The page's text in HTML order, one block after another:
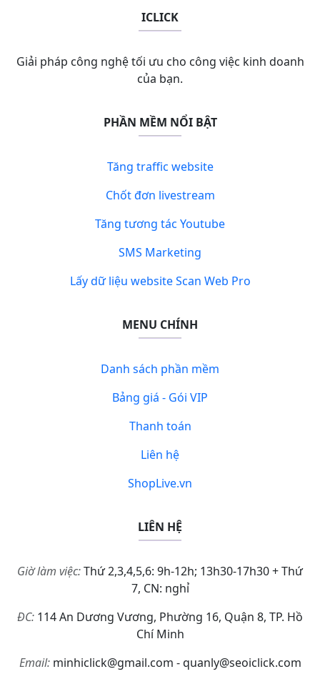
ICLICK
Giải pháp công nghệ tối ưu cho công việc kinh doanh
của bạn.
PHẦN MỀM NỔI BẬT
Tăng traffic website
Chốt đơn livestream
Tăng tương tác Youtube
SMS Marketing
Lấy dữ liệu website Scan Web Pro
MENU CHÍNH
Danh sách phần mềm
Bảng giá - Gói VIP
Thanh toán
Liên hệ
ShopLive.vn
LIÊN HỆ
Giờ làm việc:Thứ 2,3,4,5,6: 9h-12h; 13h30-17h30 + Thứ
7, CN: nghỉ
ĐC: 114 An Dương Vương, Phường 16, Quận 8, TP. Hồ
Chí Minh
Email:minhiclick@gmail.com - quanly@seoiclick.com